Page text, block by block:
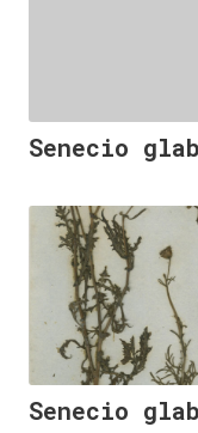
Senecio
Senecio